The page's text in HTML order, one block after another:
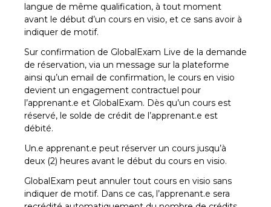
langue de même qualification, à tout moment
avant le début d’un cours en visio, et ce sans avoir à
indiquer de motif.
Sur confirmation de GlobalExam Live de la demande
de réservation, via un message sur la plateforme
ainsi qu’un email de confirmation, le cours en visio
devient un engagement contractuel pour
l’apprenant.e et GlobalExam. Dès qu’un cours est
réservé, le solde de crédit de l’apprenant.e est
débité.
Un.e apprenant.e peut réserver un cours jusqu’à
deux (2) heures avant le début du cours en visio.
GlobalExam peut annuler tout cours en visio sans
indiquer de motif. Dans ce cas, l’apprenant.e sera